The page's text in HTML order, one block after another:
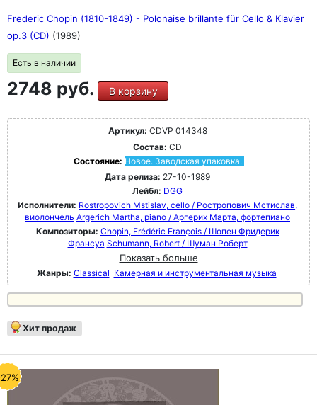
Frederic Chopin (1810-1849) - Polonaise brillante für Cello & Klavier
op.3 (CD) (1989)
Есть в наличии
2748 руб. В корзину
Артикул: CDVP 014348
Состав: CD
Состояние: Новое. Заводская упаковка.
Дата релиза: 27-10-1989
Лейбл: DGG
Исполнители: Rostropovich Mstislav, cello / Ростропович Мстислав,
виолончель Argerich Martha, piano / Аргерих Марта, фортепиано
Композиторы: Chopin, Frédéric François / Шопен Фридерик
Франсуа Schumann, Robert / Шуман Роберт
Показать больше
Жанры: Classical Камерная и инструментальная музыка
Хит продаж